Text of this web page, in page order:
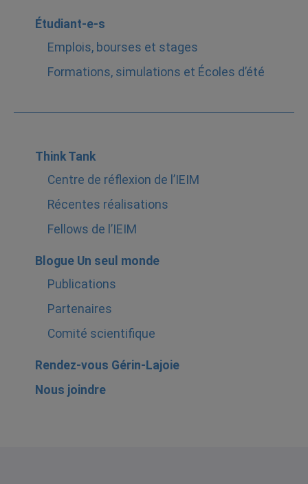
Étudiant-e-s
Emplois, bourses et stages
Formations, simulations et Écoles d’été
Think Tank
Centre de réflexion de l’IEIM
Récentes réalisations
Fellows de l’IEIM
Blogue Un seul monde
Publications
Partenaires
Comité scientifique
Rendez-vous Gérin-Lajoie
Nous joindre